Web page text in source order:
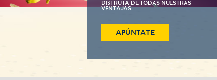
DISFRUTA DE TODAS NUESTRAS
VENTAJAS
APÚNTATE